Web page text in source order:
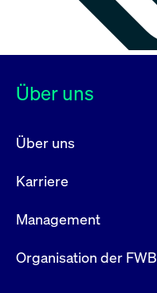
Über uns
Über uns
Karriere
Management
Organisation der FWB